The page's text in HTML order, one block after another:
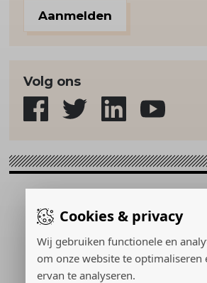
Cookies & privacy
Wij gebruiken functionele en
om onze website te optimaliseren
ervan te analyseren.
Aanmelden
Volg ons
Gerealiseerd door: